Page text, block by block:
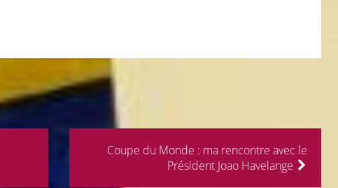
Coupe du Monde : ma rencontre avec le
Président Joao Havelange